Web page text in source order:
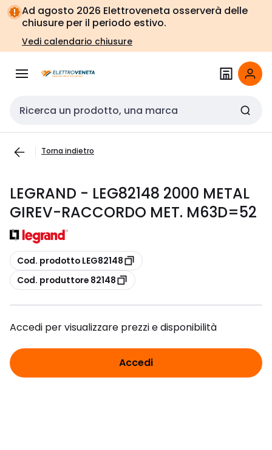
Vai alla
navigazione
Vai
alla
pagina
Ad agosto 2026 Elettroveneta osserverà delle
chiusure per il periodo estivo.
Vedi calendario chiusure
Cerca input
Torna indietro
LEGRAND - LEG82148 2000 METAL
GIREV-RACCORDO MET. M63D=52
copia
Cod. prodotto LEG82148
copia
Cod. produttore 82148
Accedi per visualizzare prezzi e disponibilità
Accedi